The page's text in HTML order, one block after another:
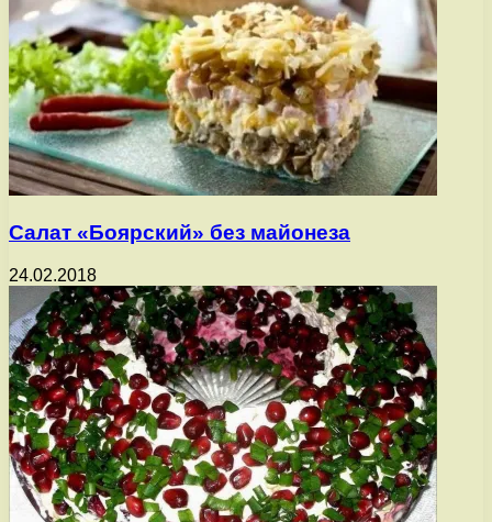
Салат «Боярский» без майонеза
24.02.2018